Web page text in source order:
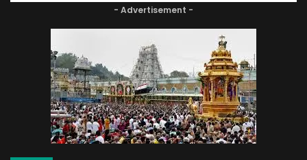
- Advertisement -